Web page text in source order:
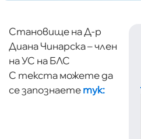
Становище на Д-р
Диана Чинарска – член
на УС на БЛС
С текста можете да
се запознаететук: